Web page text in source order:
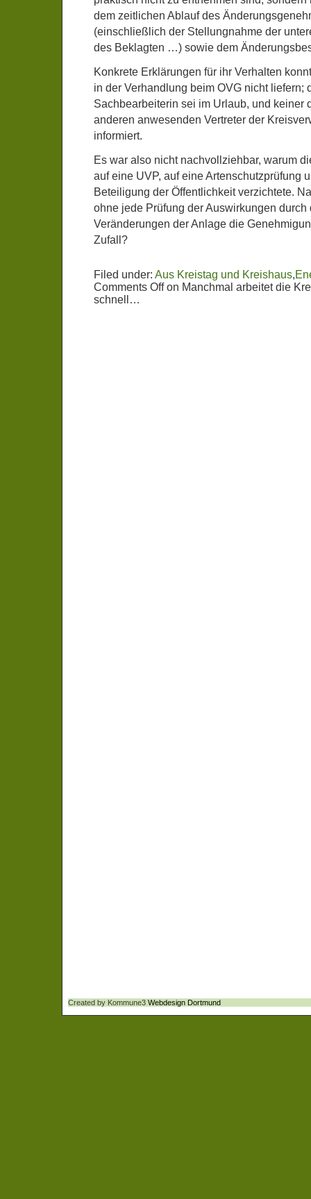
dem zeitlichen Ablauf des
(einschließlich der Stellungnahme der
des Beklagten …) sowie dem
Konkrete Erklärungen für ihr Verhalten
in der Verhandlung beim OVG nicht liefern;
Sachbearbeiterin sei im Urlaub, und keiner
anderen anwesenden Vertreter der
informiert.
Es war also nicht nachvollziehbar, warum
auf eine UVP, auf eine Artenschutzprüfung
Beteiligung der Öffentlichkeit verzichtete.
ohne jede Prüfung der Auswirkungen
Veränderungen der Anlage die
Zufall?
Filed under: Aus Kreistag und Kreishaus,
Comments Offon Manchmal arbeitet die
schnell…
Created by Kommune3 Webdesign Dortmund